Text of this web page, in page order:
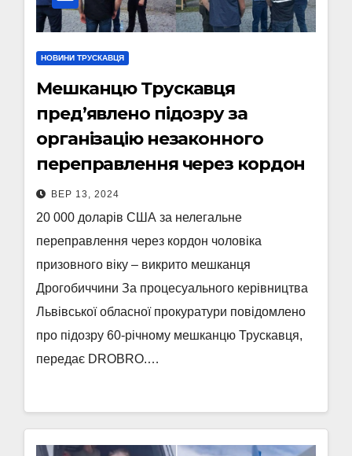
НОВИНИ ТРУСКАВЦЯ
Мешканцю Трускавця
пред’явлено підозру за
організацію незаконного
переправлення через кордон
ВЕР 13, 2024
20 000 доларів США за нелегальне
переправлення через кордон чоловіка
призовного віку – викрито мешканця
Дрогобиччини За процесуального керівництва
Львівської обласної прокуратури повідомлено
про підозру 60-річному мешканцю Трускавця,
передає DROBRO.…